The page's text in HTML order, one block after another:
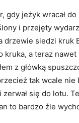
gdy jeżyk wracał do
i przejęty
drzewie siedzi kruk
kruka, a teraz nawet
z główką
tak wcale nie
się do lotu.
to bardzo źle